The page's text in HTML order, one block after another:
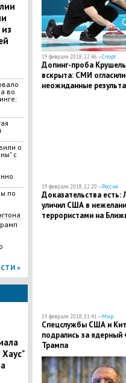
во
о
с
по
»
19 февраля 2018, 12:46 —Спорт
Допинг-проба
вскрыта: СМИ огласили
неожиданные
19 февраля 2018, 12:20 —Россия
Доказательства есть:
уличил США в
террористами на
19 февраля 2018, 11:41 —Мир
Спецслужбы США и
подрались за
Трампа